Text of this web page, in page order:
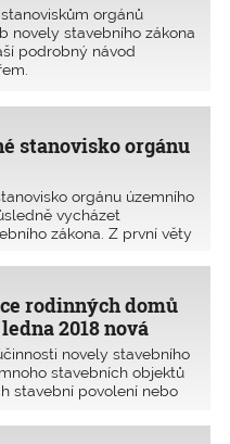
orgánů
novely stavebního zákona
podrobný návod
stanovisko orgánu
orgánu územního
vycházet
zákona. Z první věty
vyvolan�
rodinných domů
2018 nová
novely stavebního
stavebních objektů
stavební povolení nebo